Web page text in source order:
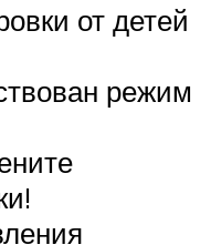
от детей
режим